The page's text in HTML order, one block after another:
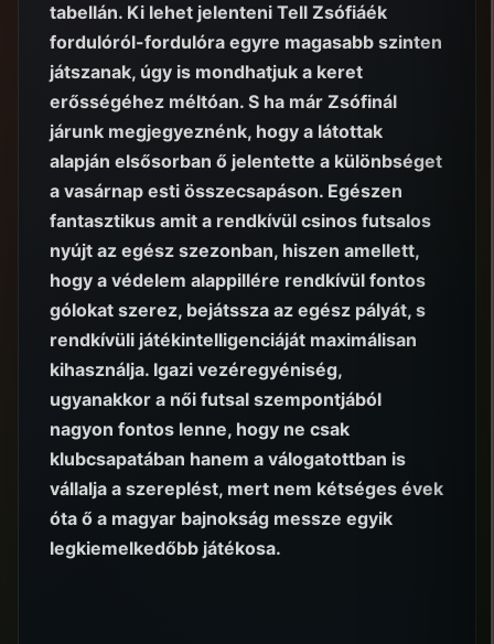
tabellán. Ki lehet jelenteni Tell Zsófiáék
fordulóról-fordulóra egyre magasabb szinten
játszanak, úgy is mondhatjuk a keret
erősségéhez méltóan. S ha már Zsófinál
járunk megjegyeznénk, hogy a látottak
alapján elsősorban ő jelentette a különbséget
a vasárnap esti összecsapáson. Egészen
fantasztikus amit a rendkívül csinos futsalos
nyújt az egész szezonban, hiszen amellett,
hogy a védelem alappillére rendkívül fontos
gólokat szerez, bejátssza az egész pályát, s
rendkívüli játékintelligenciáját maximálisan
kihasználja. Igazi vezéregyéniség,
ugyanakkor a női futsal szempontjából
nagyon fontos lenne, hogy ne csak
klubcsapatában hanem a válogatottban is
vállalja a szereplést, mert nem kétséges évek
óta ő a magyar bajnokság messze egyik
legkiemelkedőbb játékosa.